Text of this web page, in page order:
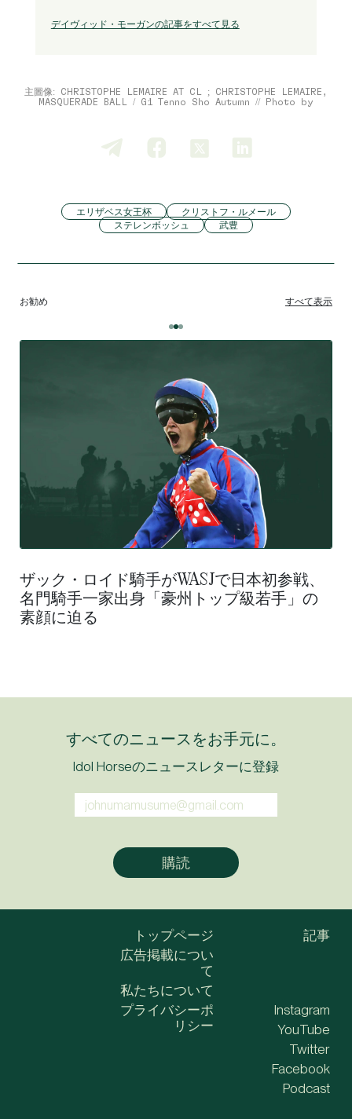
デイヴィッド・モーガンの記事をすべて見る
主圖像: CHRISTOPHE LEMAIRE AT CL ; CHRISTOPHE LEMAIRE,
MASQUERADE BALL / G1 Tenno Sho Autumn // Photo by
エリザベス女王杯
クリストフ・ルメール
ステレンボッシュ
武豊
お勧め すべて表示
ザック・ロイド騎手がWASJで日本初参戦、
名門騎手一家出身「豪州トップ級若手」の
素顔に迫る
すべてのニュースをお手元に。
Idol Horseのニュースレターに登録
トップページ
広告掲載につい
て
私たちについて
記事
プライバシーポ
リシー
Instagram
YouTube
Twitter
Facebook
Podcast